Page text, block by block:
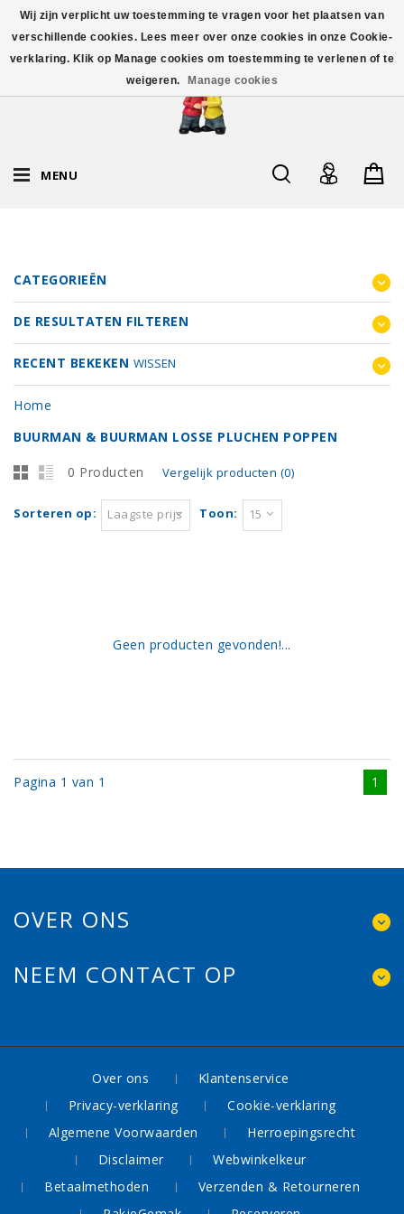
MENU
CATEGORIEËN
DE RESULTATEN FILTEREN
RECENT BEKEKEN WISSEN
Home
BUURMAN & BUURMAN LOSSE PLUCHEN POPPEN
0 Producten Vergelijk producten (0)
Sorteren op: Laagste prijs Toon: 15
Geen producten gevonden!...
Pagina 1 van 1 1
OVER ONS
NEEM CONTACT OP
Over ons
Klantenservice
Privacy-verklaring
Cookie-verklaring
Algemene Voorwaarden
Herroepingsrecht
Disclaimer
Webwinkelkeur
Betaalmethoden
Verzenden & Retourneren
Wij zijn verplicht uw toestemming te vragen voor het plaatsen van
verschillende cookies. Lees meer over onze cookies in onze Cookie-
verklaring. Klik op Manage cookies om toestemming te verlenen of te
weigeren.
Manage cookies